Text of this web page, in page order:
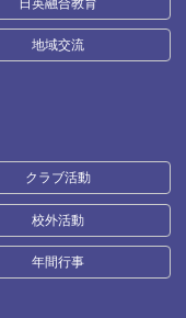
地域交流
クラブ活動
校外活動
年間行事